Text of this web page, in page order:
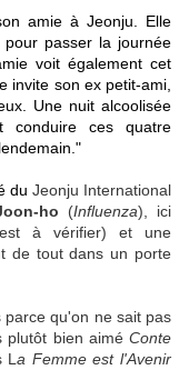
amie à Jeonju. Elle
passer la journée
voit également cet
invite son ex petit-ami,
Une nuit alcoolisée
conduire ces quatre
du Jeonju International
ho (Influenza), ici
à vérifier) et une
de tout dans un porte
qu'on ne sait pas
plutôt bien aimé Conte
La Femme est l'Avenir